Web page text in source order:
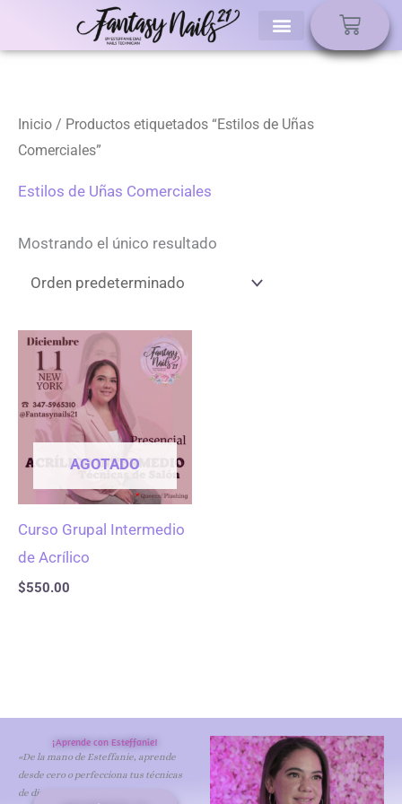
Inicio / Productos etiquetados “Estilos de Uñas
Comerciales”
Estilos de Uñas Comerciales
Mostrando el único resultado
AGOTADO
Curso Grupal Intermedio
de Acrílico
$550.00
¡Aprende con Esteffanie!
«De la mano de Esteffanie, aprende
desde cero o perfecciona tus técnicas
de diseño de uñas acrílicas.»